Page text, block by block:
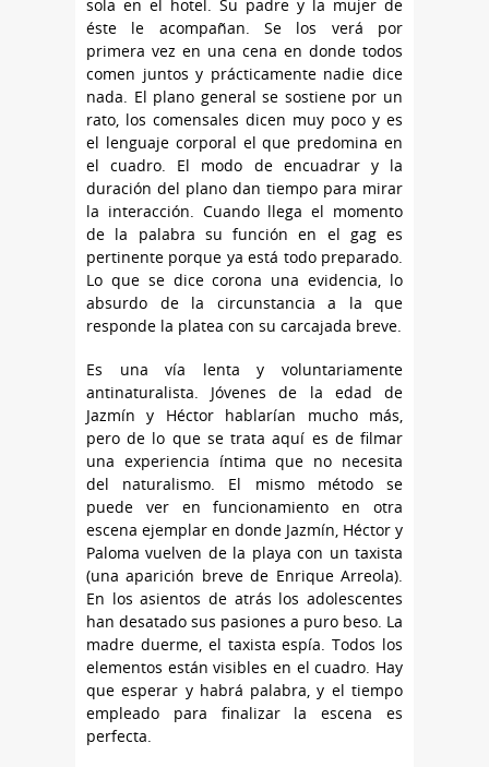
sola en el hotel. Su padre y la mujer de
éste le acompañan. Se los verá por
primera vez en una cena en donde todos
comen juntos y prácticamente nadie dice
nada. El plano general se sostiene por un
rato, los comensales dicen muy poco y es
el lenguaje corporal el que predomina en
el cuadro. El modo de encuadrar y la
duración del plano dan tiempo para mirar
la interacción. Cuando llega el momento
de la palabra su función en el gag es
pertinente porque ya está todo preparado.
Lo que se dice corona una evidencia, lo
absurdo de la circunstancia a la que
responde la platea con su carcajada breve.
Es una vía lenta y voluntariamente
antinaturalista. Jóvenes de la edad de
Jazmín y Héctor hablarían mucho más,
pero de lo que se trata aquí es de filmar
una experiencia íntima que no necesita
del naturalismo. El mismo método se
puede ver en funcionamiento en otra
escena ejemplar en donde Jazmín, Héctor y
Paloma vuelven de la playa con un taxista
(una aparición breve de Enrique Arreola).
En los asientos de atrás los adolescentes
han desatado sus pasiones a puro beso. La
madre duerme, el taxista espía. Todos los
elementos están visibles en el cuadro. Hay
que esperar y habrá palabra, y el tiempo
empleado para finalizar la escena es
perfecta.